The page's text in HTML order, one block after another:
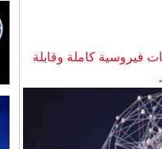
فيروسية كاملة وقابلة